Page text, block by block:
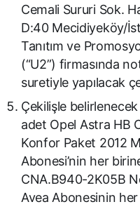
Cemali Sururi Sok.
D:40 Mecidiyeköy/
Tanıtım ve
(“U2”) firmasında
suretiyle yapılacak
Çekilişle
adet Opel Astra HB
Konfor Paket 2012
Abonesi’nin her
CNA.B940-2K05B
Avea Abonesinin